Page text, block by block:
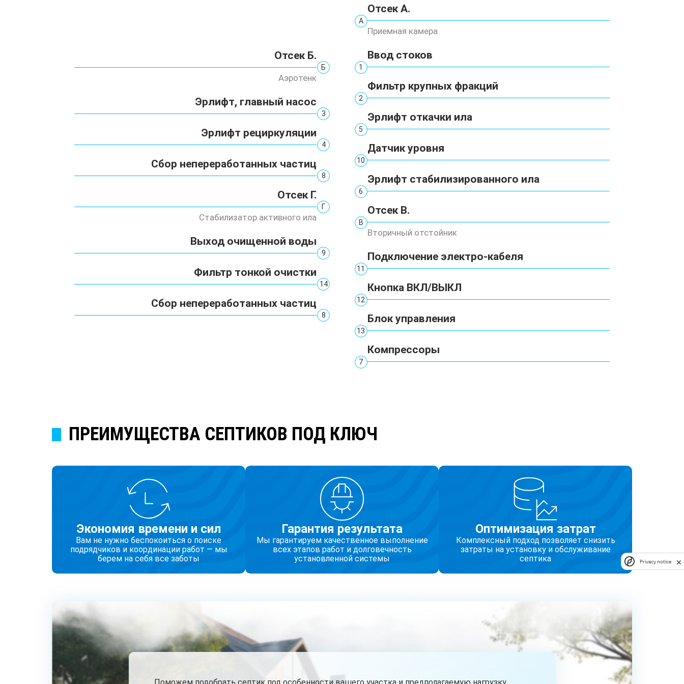
Отсек Б.
Б
Аэротенк
Эрлифт, главный насос
3
Эрлифт рециркуляции
4
Сбор непереработанных частиц
8
Отсек Г.
Г
Стабилизатор активного ила
Выход очищенной воды
9
Фильтр тонкой очистки
14
Сбор непереработанных частиц
8
Отсек А.
А
Приемная камера
Ввод стоков
1
Фильтр крупных фракций
2
Эрлифт откачки ила
5
Датчик уровня
10
Эрлифт стабилизированного ила
6
Отсек В.
В
Вторичный отстойник
Подключение электро-кабеля
11
Кнопка ВКЛ/ВЫКЛ
12
Блок управления
13
Компрессоры
7
ПРЕИМУЩЕСТВА СЕПТИКОВ ПОД КЛЮЧ
Экономия времени и сил
Вам не нужно беспокоиться о поиске
подрядчиков и координации работ — мы
берем на себя все заботы
Гарантия результата
Мы гарантируем качественное выполнение
всех этапов работ и долговечность
установленной системы
Оптимизация затрат
Комплексный подход позволяет снизить
затраты на установку и обслуживание
септика
Privacy notice